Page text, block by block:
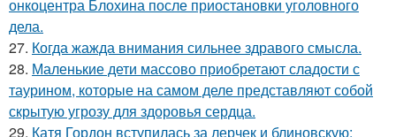
онкоцентра Блохина после приостановки уголовного
дела.
27. Когда жажда внимания сильнее здравого смысла.
28. Маленькие дети массово приобретают сладости с
таурином, которые на самом деле представляют собой
скрытую угрозу для здоровья сердца.
29. Катя Гордон вступилась за лерчек и блиновскую: